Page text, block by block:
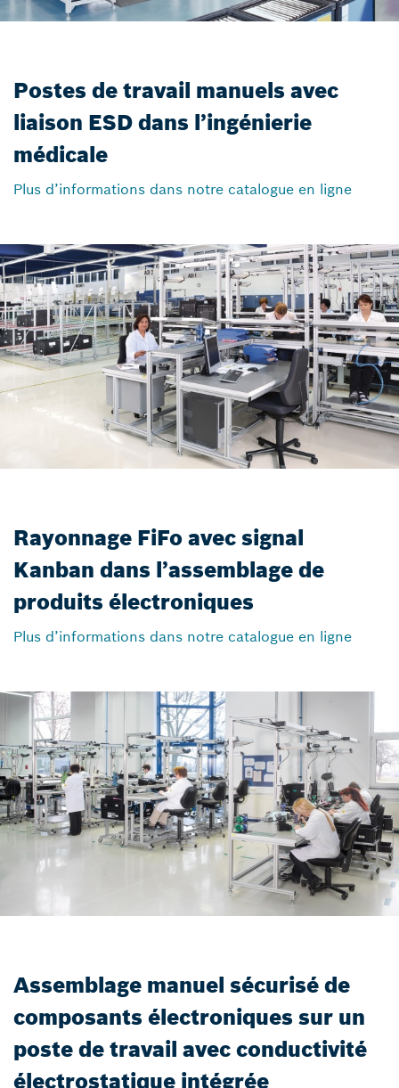
Postes de travail manuels avec
liaison ESD dans l’ingénierie
médicale
Plus d’informations dans notre catalogue en ligne
Rayonnage FiFo avec signal
Kanban dans l’assemblage de
produits électroniques
Plus d’informations dans notre catalogue en ligne
Assemblage manuel sécurisé de
composants électroniques sur un
poste de travail avec conductivité
électrostatique intégrée